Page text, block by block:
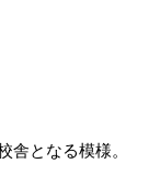
舎となる模様。